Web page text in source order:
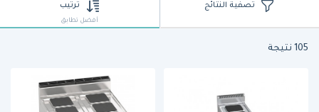
تصفية النتائج ترتيب
أفضل تطابق
105 نتيجة